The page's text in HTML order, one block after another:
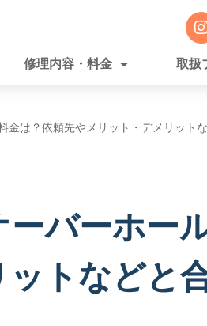
修理内容・料金 取扱
金は？依頼先やメリット・デメリット
バーホー
ットなどと